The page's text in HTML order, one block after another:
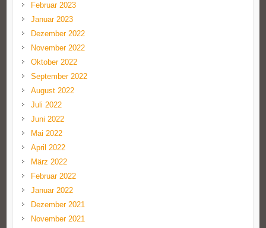
Februar 2023
Januar 2023
Dezember 2022
November 2022
Oktober 2022
September 2022
August 2022
Juli 2022
Juni 2022
Mai 2022
April 2022
März 2022
Februar 2022
Januar 2022
Dezember 2021
November 2021